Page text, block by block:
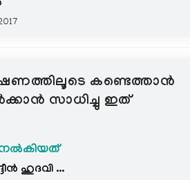
കണ്ടെത്താന്‍
സാധിച്ചു ഇത്
നൽകിയത്
ഹുദവി ...